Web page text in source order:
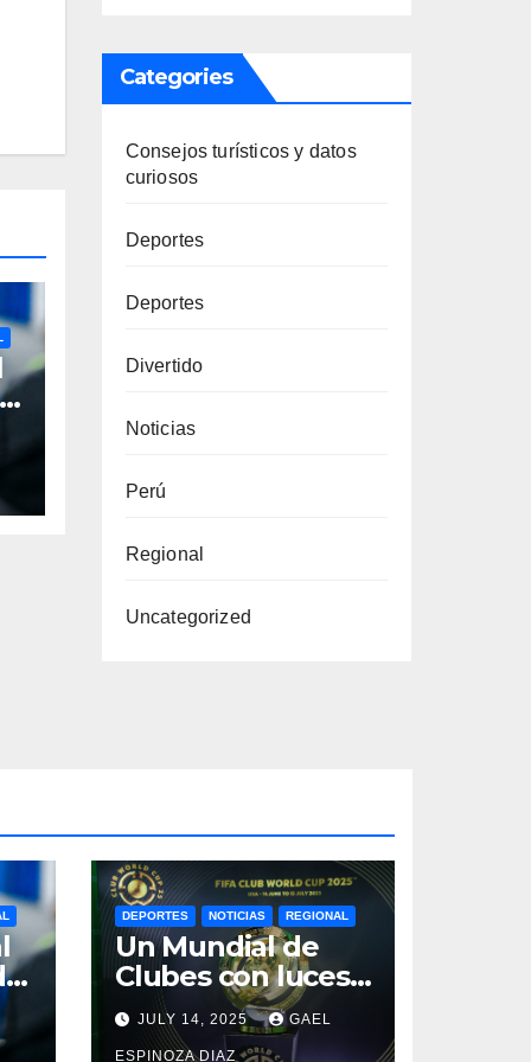
Categories
Consejos turísticos y datos
curiosos
Deportes
Deportes
Divertido
Noticias
Perú
Regional
Uncategorized
DEPORTES NOTICIAS REGIONAL
Un Mundial de
Clubes con luces
y sombras: El
triunfo del
JULY 14, 2025 GAEL
ESPINOZA DIAZ